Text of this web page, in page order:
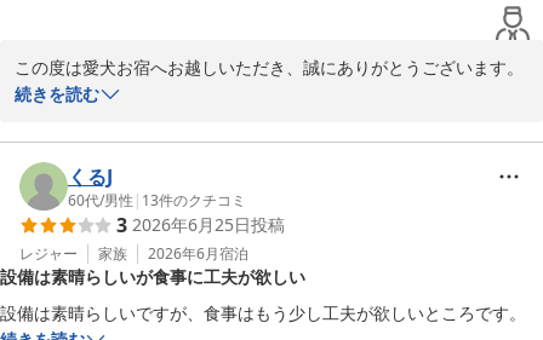
改めまして、この度は当館にご宿泊いただき、誠にありがとうござ
いました。
またの「おかえり」を心よりお待ちしております。
2026-05-31
この度は愛犬お宿へお越しいただき、誠にありがとうございます。
そうにお過ごしいただいているご様子がとても印象的でした。
スタッフもその可愛らしい姿に癒され、楽しい時間をご一緒させて
いただきました。
また、夕食・朝食ともに美味しくお召し上がりいただけたとのお言
葉を頂戴し、大変嬉しく存じます。
お食事の時間が、ご滞在の楽しみのひとつとなっておりましたら幸
続きを読む
くるJ
60代/男性 | 13件のクチコミ
3 2026年6月25日投稿
レジャー 家族 2026年6月宿泊
設備は素晴らしいが食事に工夫が欲しい
設備は素晴らしいですが、食事はもう少し工夫が欲しいところです。